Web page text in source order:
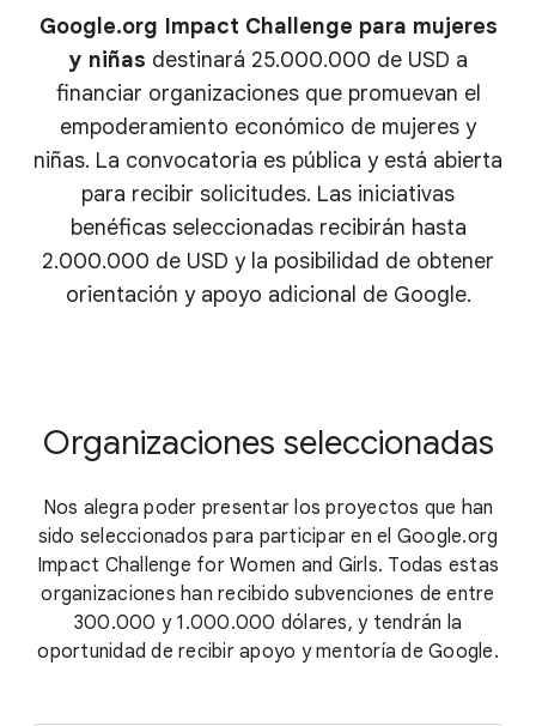
Google.org Impact Challenge para mujeres
y niñas destinará 25.000.000 de USD a
financiar organizaciones que promuevan el
empoderamiento económico de mujeres y
niñas. La convocatoria es pública y está abierta
para recibir solicitudes. Las iniciativas
benéficas seleccionadas recibirán hasta
2.000.000 de USD y la posibilidad de obtener
orientación y apoyo adicional de Google.
Organizaciones seleccionadas
Nos alegra poder presentar los proyectos que han
sido seleccionados para participar en el Google.org
Impact Challenge for Women and Girls. Todas estas
organizaciones han recibido subvenciones de entre
300.000 y 1.000.000 dólares, y tendrán la
oportunidad de recibir apoyo y mentoría de Google.